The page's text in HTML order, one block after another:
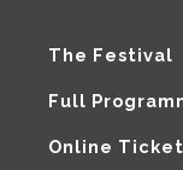
The Festival
Full
Online